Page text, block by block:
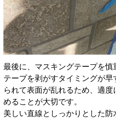
最後に、マスキングテープを慎
テープを剥がすタイミングが
られて表面が乱れるため、適
めることが大切です。
美しい直線としっかりとした